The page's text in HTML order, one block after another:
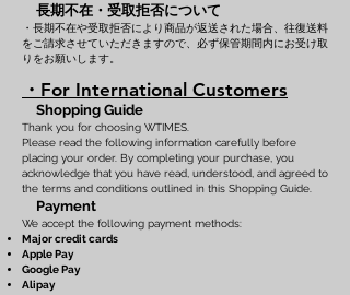
長期不在・受取拒否について
・長期不在や受取拒否により商品が返送された場合、往復送料
をご請求させていただきますので、必ず保管期間内にお受け取
りをお願いします。
・For International Customers
Shopping Guide
Thank you for choosing WTIMES.
Please read the following information carefully before
placing your order. By completing your purchase, you
acknowledge that you have read, understood, and agreed to
the terms and conditions outlined in this Shopping Guide.
Payment
We accept the following payment methods:
Major credit cards
Apple Pay
Google Pay
Alipay